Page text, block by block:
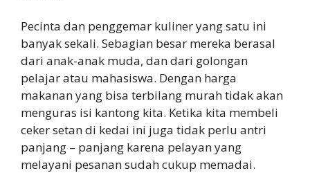
Pecinta dan penggemar kuliner yang satu ini
banyak sekali. Sebagian besar mereka berasal
dari anak-anak muda, dan dari golongan
pelajar atau mahasiswa. Dengan harga
makanan yang bisa terbilang murah tidak akan
menguras isi kantong kita. Ketika kita membeli
ceker setan di kedai ini juga tidak perlu antri
panjang – panjang karena pelayan yang
melayani pesanan sudah cukup memadai.